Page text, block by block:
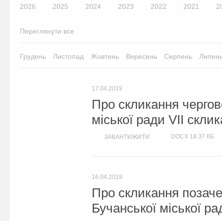
2026 2025 2024 2023 2022 2021
Переглянути все
Грудень Листопад Жовтень Вересень Серпень
17.04.2019
Про скликання
міської ради VII
ЗАВАНТИЖИТИ DOCX 18.37 КБ
16.04.2019
Про скликання
Бучанської міської